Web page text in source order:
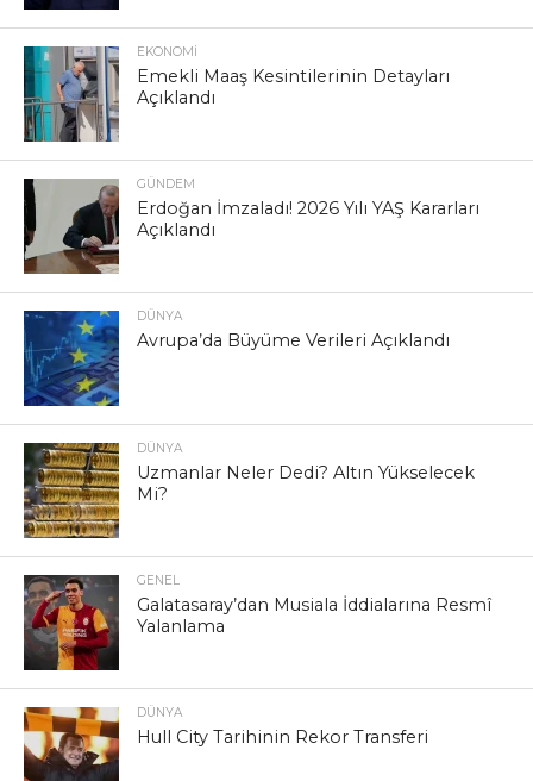
EKONOMI
Emekli Maaş Kesintilerinin Detayları
Açıklandı
GÜNDEM
Erdoğan İmzaladı! 2026 Yılı YAŞ Kararları
Açıklandı
DÜNYA
Avrupa’da Büyüme Verileri Açıklandı
DÜNYA
Uzmanlar Neler Dedi? Altın Yükselecek
Mi?
GENEL
Galatasaray’dan Musiala İddialarına Resmî
Yalanlama
DÜNYA
Hull City Tarihinin Rekor Transferi